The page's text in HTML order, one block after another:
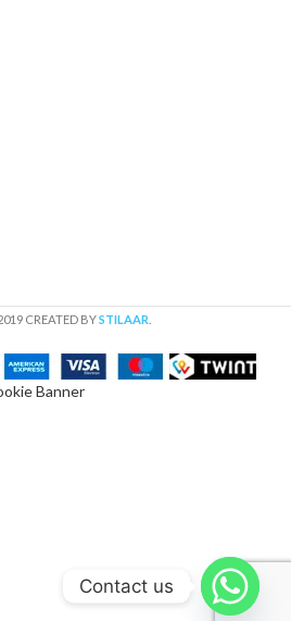
CREATED BYSTILAAR
Banner
Contact us